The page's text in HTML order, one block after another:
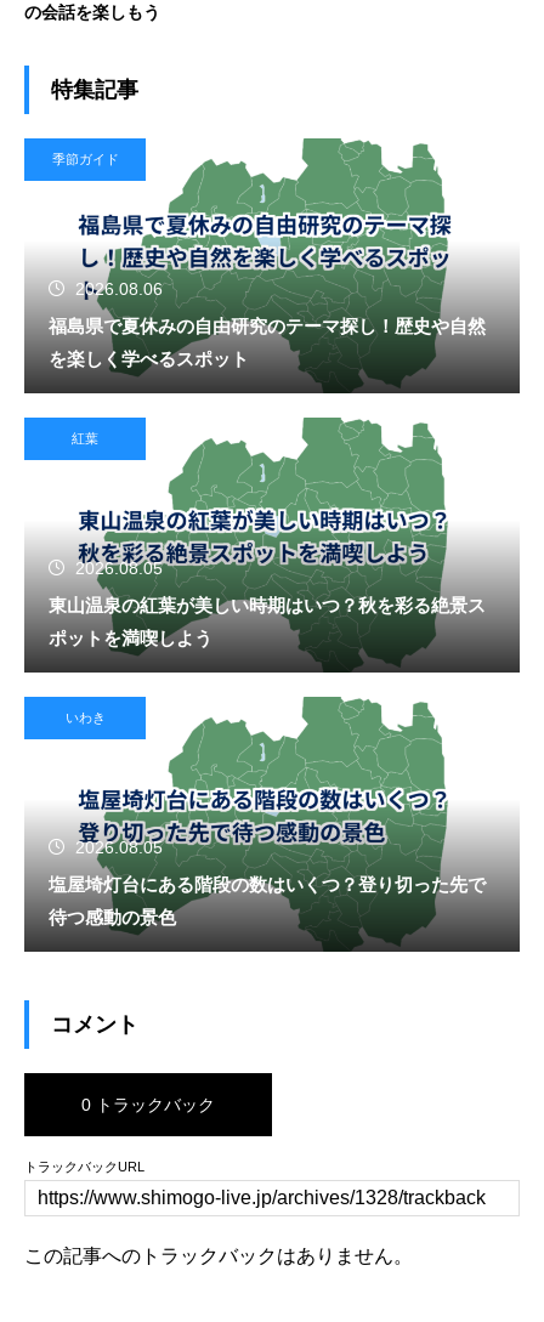
の会話を楽しもう
特集記事
季節ガイド
2026.08.06
福島県で夏休みの自由研究のテーマ探し！歴史や自然
を楽しく学べるスポット
紅葉
2026.08.05
東山温泉の紅葉が美しい時期はいつ？秋を彩る絶景ス
ポットを満喫しよう
いわき
2026.08.05
塩屋埼灯台にある階段の数はいくつ？登り切った先で
待つ感動の景色
コメント
0 トラックバック
トラックバックURL
この記事へのトラックバックはありません。